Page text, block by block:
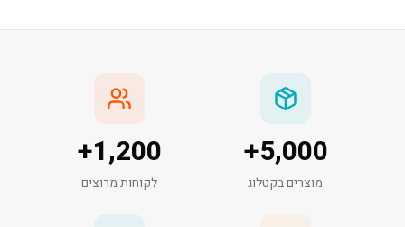
5,000
+
מוצרים בקטלוג
1,200
+
לקוחות מרוצים